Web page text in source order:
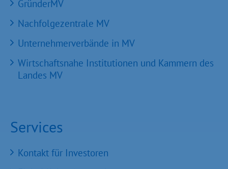
GründerMV
Nachfolgezentrale MV
Unternehmerverbände in MV
Wirtschaftsnahe Institutionen und Kammern des
Landes MV
Services
Kontakt für Investoren